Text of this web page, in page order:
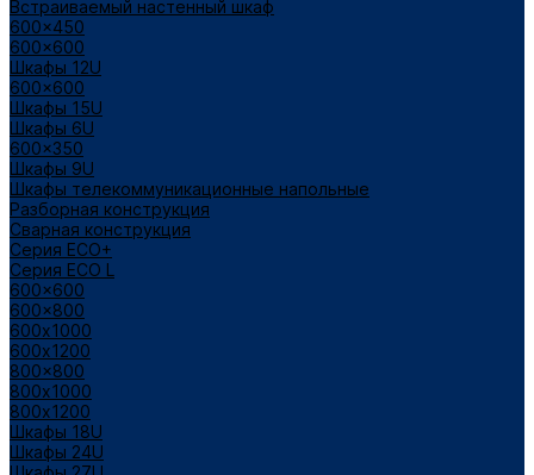
Встраиваемый настенный шкаф
600x450
600x600
Шкафы 12U
600x600
Шкафы 15U
Шкафы 6U
600x350
Шкафы 9U
Шкафы телекоммуникационные напольные
Разборная конструкция
Сварная конструкция
Серия ECO+
Серия ECO L
600x600
600x800
600х1000
600х1200
800x800
800х1000
800х1200
Шкафы 18U
Шкафы 24U